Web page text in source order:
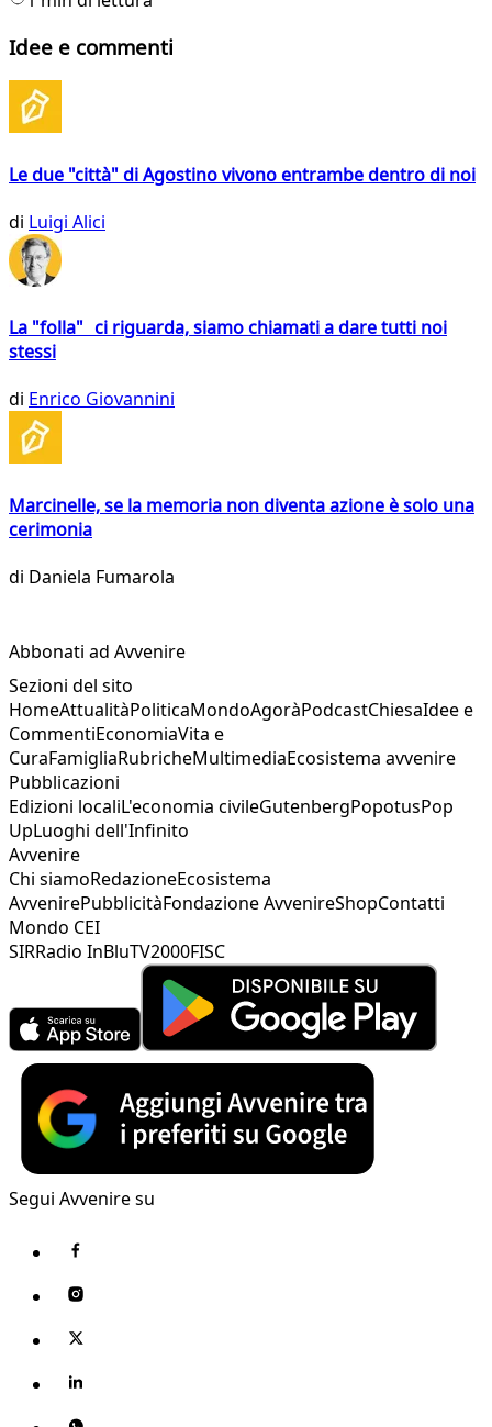
Idee e commenti
Le due "città" di Agostino vivono entrambe dentro di noi
di Luigi Alici
La "folla" ci riguarda, siamo chiamati a dare tutti noi
stessi
di Enrico Giovannini
Marcinelle, se la memoria non diventa azione è solo una
cerimonia
di Daniela Fumarola
Abbonati ad Avvenire
Sezioni del sito
HomeAttualitàPoliticaMondoAgoràPodcastChiesaIdee e
CommentiEconomiaVita e
CuraFamigliaRubricheMultimediaEcosistema avvenire
Pubblicazioni
Edizioni localiL'economia civileGutenbergPopotusPop
UpLuoghi dell'Infinito
Avvenire
Chi siamoRedazioneEcosistema
AvvenirePubblicitàFondazione AvvenireShopContatti
Mondo CEI
SIRRadio InBluTV2000FISC
Segui Avvenire su